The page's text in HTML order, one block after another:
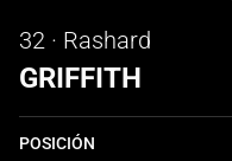
32 · Rashard
GRIFFITH
POSICIÓN